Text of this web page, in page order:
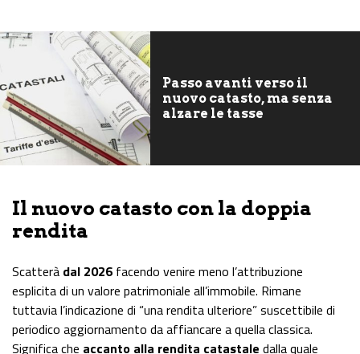
Passo avanti verso il
nuovo catasto, ma senza
alzare le tasse
Il nuovo catasto con la doppia
rendita
Scatterà dal 2026 facendo venire meno l’attribuzione
esplicita di un valore patrimoniale all’immobile. Rimane
tuttavia l’indicazione di “una rendita ulteriore” suscettibile di
periodico aggiornamento da affiancare a quella classica.
Significa che accanto alla rendita catastale dalla quale